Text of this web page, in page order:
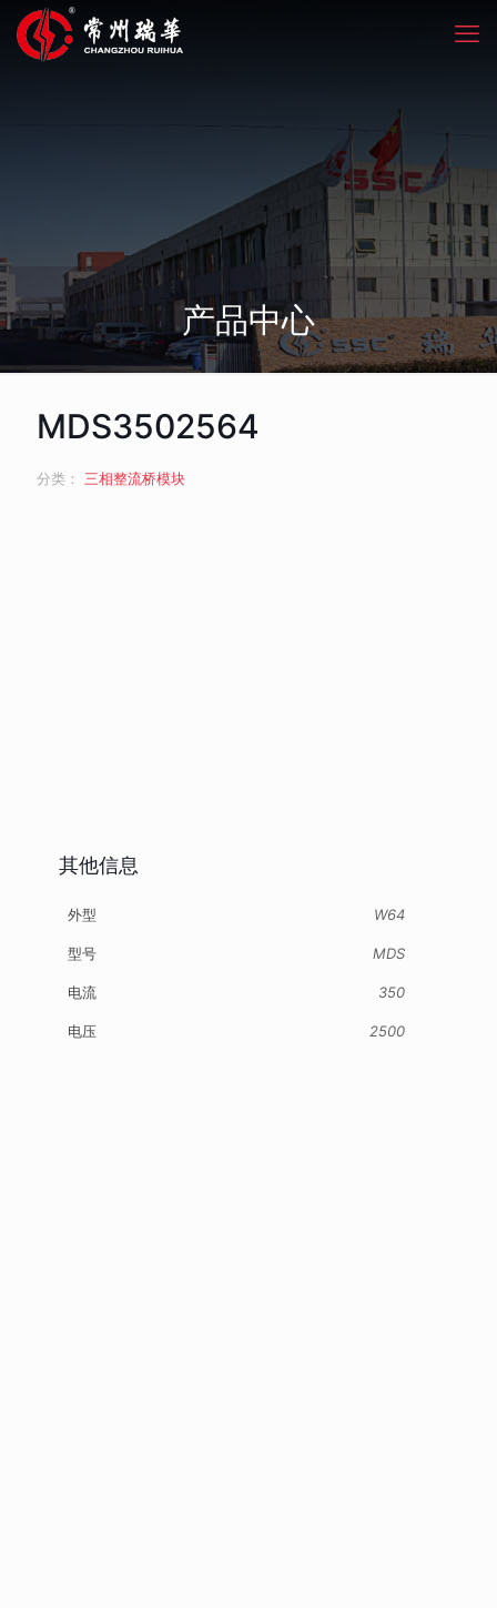
产品中心
MDS3502564
分类： 三相整流桥模块
其他信息
外型 W64
型号 MDS
电流 350
电压 2500